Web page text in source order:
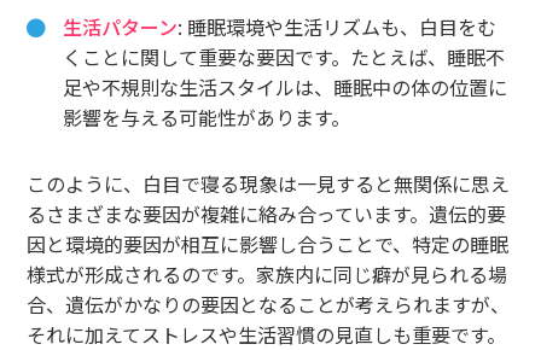
生活パターン: 睡眠環境や生活リズムも、白目をむ
くことに関して重要な要因です。たとえば、睡眠不
足や不規則な生活スタイルは、睡眠中の体の位置に
影響を与える可能性があります。
このように、白目で寝る現象は一見すると無関係に思え
るさまざまな要因が複雑に絡み合っています。遺伝的要
因と環境的要因が相互に影響し合うことで、特定の睡眠
様式が形成されるのです。家族内に同じ癖が見られる場
合、遺伝がかなりの要因となることが考えられますが、
それに加えてストレスや生活習慣の見直しも重要です。